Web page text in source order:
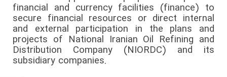
financial and currency facilities (finance) to
secure financial resources or direct internal
and external participation in the plans and
projects of National Iranian Oil Refining and
Distribution Company (NIORDC) and its
subsidiary companies.